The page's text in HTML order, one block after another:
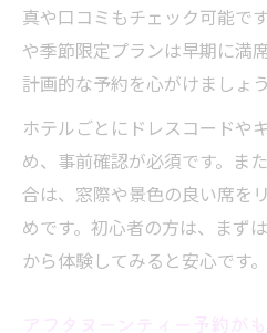
気分
都内アフタヌーン
コツ
アフタヌーンティ
ル徹底解説
季節限定のアフタヌー
季節限定アフタヌ
方
真や口コミもチェック可能で
や季節限定プランは早期に満
計画的な予約を心がけましょう
ホテルごとにドレスコードや
め、事前確認が必須です。ま
合は、窓際や景色の良い席を
めです。初心者の方は、まず
から体験してみると安心です。